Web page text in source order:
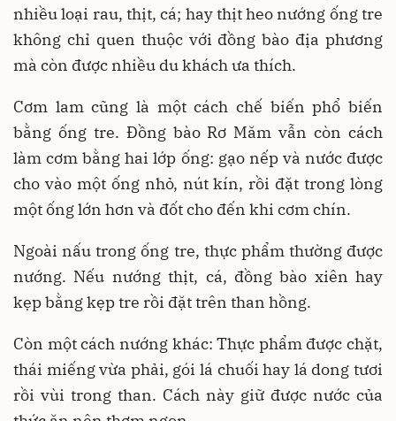
nhiều loại rau, thịt, cá; hay thịt heo nướng ống tre
không chỉ quen thuộc với đồng bào địa phương
mà còn được nhiều du khách ưa thích.
Cơm lam cũng là một cách chế biến phổ biến
bằng ống tre. Đồng bào Rơ Măm vẫn còn cách
làm cơm bằng hai lớp ống: gạo nếp và nước được
cho vào một ống nhỏ, nút kín, rồi đặt trong lòng
một ống lớn hơn và đốt cho đến khi cơm chín.
Ngoài nấu trong ống tre, thực phẩm thường được
nướng. Nếu nướng thịt, cá, đồng bào xiên hay
kẹp bằng kẹp tre rồi đặt trên than hồng.
Còn một cách nướng khác: Thực phẩm được chặt,
thái miếng vừa phải, gói lá chuối hay lá dong tươi
rồi vùi trong than. Cách này giữ được nước của